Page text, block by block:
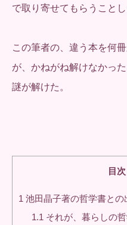
で取り寄せてもらうことし
この筆者の、違う本を何
が、かねがね解けなかった
謎が解けた。
目次
1 池田晶子著の哲学書との
1.1 それが、暮らしの